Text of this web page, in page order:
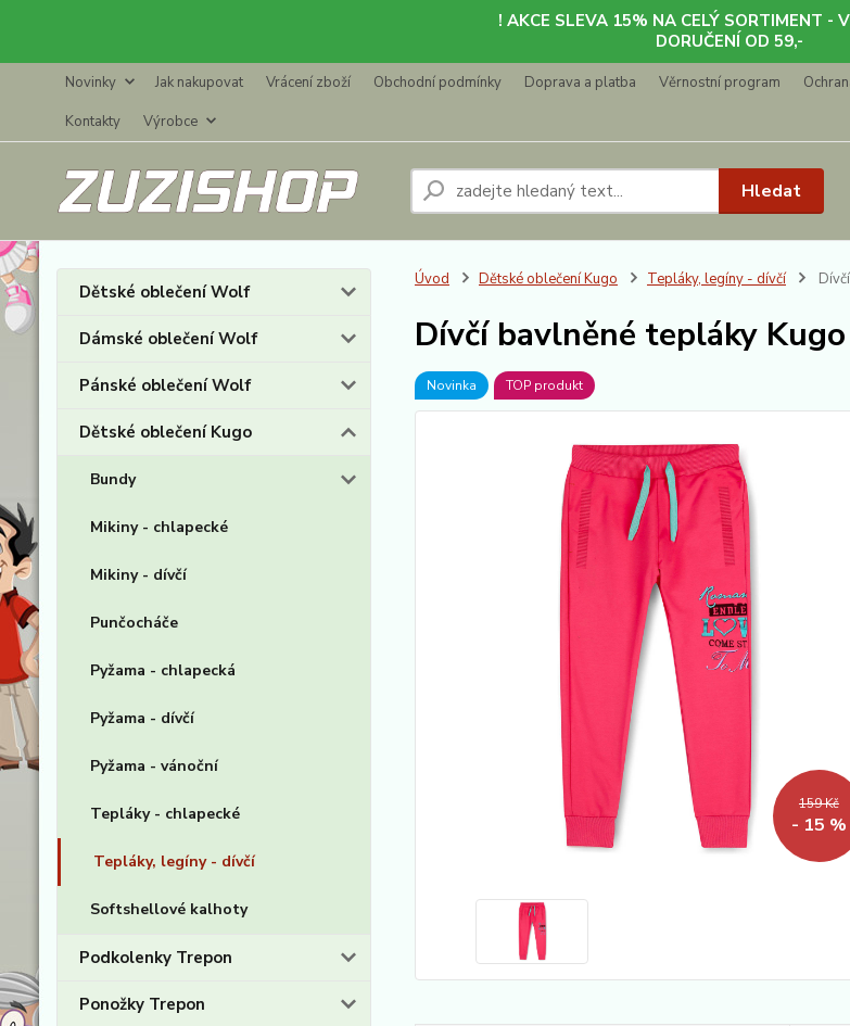
! AKCE SLEVA 15% NA CELÝ SORTIMENT -
DORUČENÍ OD 59,-
Novinky Jak nakupovat Vrácení zboží Obchodní podmínky Doprava a platba Věrnostní program
Kontakty
Výrobce
Hledat
Dětské oblečení Wolf
Dámské oblečení Wolf
Pánské oblečení Wolf
Dětské oblečení Kugo
Bundy
Mikiny - chlapecké
Mikiny - dívčí
Punčocháče
Pyžama - chlapecká
Pyžama - dívčí
Pyžama - vánoční
Tepláky - chlapecké
Tepláky, legíny - dívčí
Softshellové kalhoty
Podkolenky Trepon
Ponožky Trepon
Úvod Dětské oblečení Kugo Tepláky, legíny - dívčí
Dívčí bavlněné tepláky
Novinka TOP produkt
159 Kč
- 15 %